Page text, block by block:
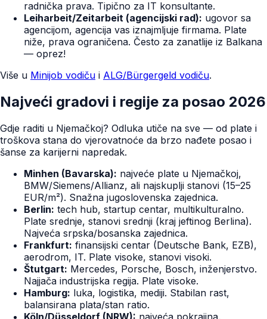
radnička prava. Tipično za IT konsultante.
Leiharbeit/Zeitarbeit (agencijski rad): ugovor sa
agencijom, agencija vas iznajmljuje firmama. Plate
niže, prava ograničena. Često za zanatlije iz Balkana
— oprez!
Više u Minijob vodiču i ALG/Bürgergeld vodiču.
Najveći gradovi i regije za posao 2026
Gdje raditi u Njemačkoj? Odluka utiče na sve — od plate i
troškova stana do vjerovatnoće da brzo nađete posao i
šanse za karijerni napredak.
Minhen (Bavarska): najveće plate u Njemačkoj,
BMW/Siemens/Allianz, ali najskuplji stanovi (15–25
EUR/m²). Snažna jugoslovenska zajednica.
Berlin: tech hub, startup centar, multikulturalno.
Plate srednje, stanovi srednji (kraj jeftinog Berlina).
Najveća srpska/bosanska zajednica.
Frankfurt: finansijski centar (Deutsche Bank, EZB),
aerodrom, IT. Plate visoke, stanovi visoki.
Štutgart: Mercedes, Porsche, Bosch, inženjerstvo.
Najjača industrijska regija. Plate visoke.
Hamburg: luka, logistika, mediji. Stabilan rast,
balansirana plata/stan ratio.
Köln/Düsseldorf (NRW): najveća pokrajina,